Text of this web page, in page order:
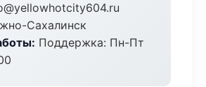
Сахалинск
Поддержка: Пн-Пт